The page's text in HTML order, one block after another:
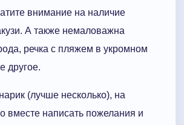
внимание на наличие
А также немаловажна
речка с пляжем в укромном
другое.
(лучше несколько), на
вместе написать пожелания и